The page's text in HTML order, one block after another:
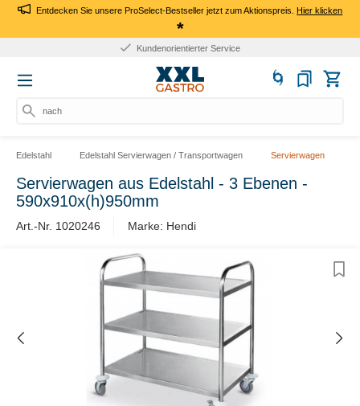
Entdecken Sie unsere ProSelect-Bestseller jetzt zum Aktionspreis.Hier klicken
*
Kundenorientierter Service
nach Pr
Edelstahl Edelstahl Servierwagen / Transportwagen Servierwagen
Servierwagen aus Edelstahl - 3 Ebenen -
590x910x(h)950mm
Art.-Nr. 1020246 Marke: Hendi